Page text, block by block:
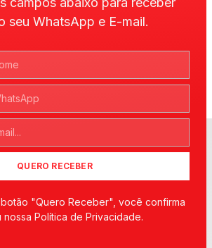
seu WhatsApp e E-mail.
QUERO RECEBER
"Quero Receber", você confirma
nossa Política de Privacidade.